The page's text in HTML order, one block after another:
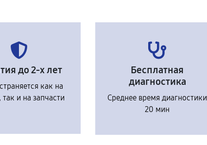
до 2-х лет
как на
и на запчасти
Бесплатная
диагностика
Среднее время диагностики
20 мин